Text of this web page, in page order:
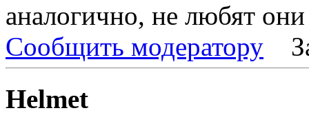
аналогично, не любят
Сообщить модератору
Helmet